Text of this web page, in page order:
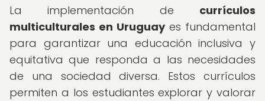
La implementación de currículos
multiculturales en Uruguayes fundamental
para garantizar una educación inclusiva y
equitativa que responda a las necesidades
de una sociedad diversa. Estos currículos
permiten a los estudiantes explorar y valorar